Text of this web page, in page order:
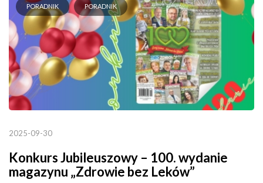
PORADNIK PORADNIK
2025-09-30
Konkurs Jubileuszowy – 100. wydanie
magazynu „Zdrowie bez Leków”